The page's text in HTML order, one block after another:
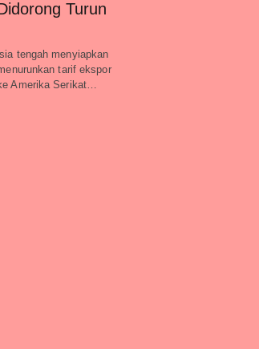
Turun
tengah menyiapkan
tarif ekspor
Amerika Serikat…